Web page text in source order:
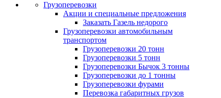
Грузоперевозки
Акции и специальные предложения
Заказать Газель недорого
Грузоперевозки автомобильным
транспортом
Грузоперевозки 20 тонн
Грузоперевозки 5 тонн
Грузоперевозки Бычок 3 тонны
Грузоперевозки до 1 тонны
Грузоперевозки фурами
Перевозка габаритных грузов